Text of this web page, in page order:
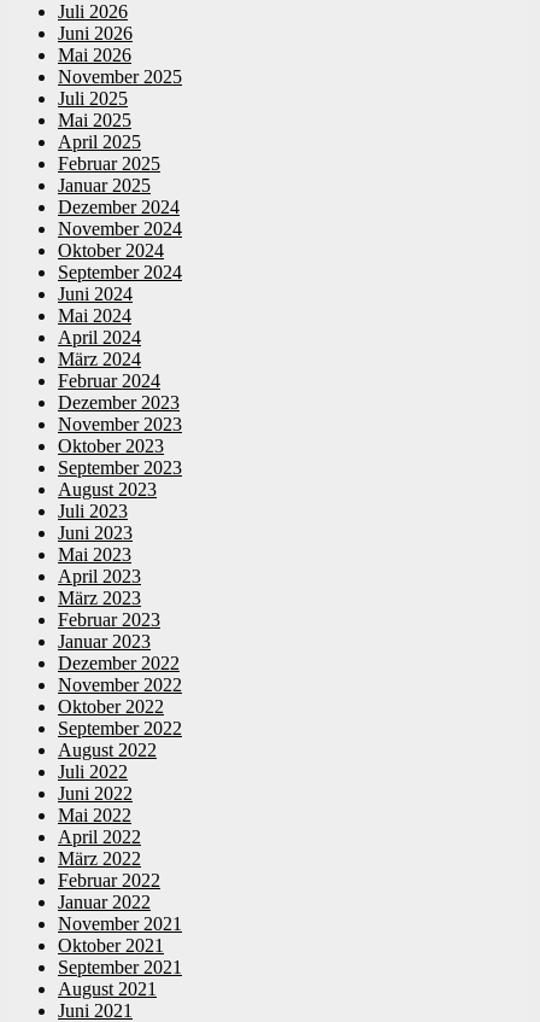
Juli 2026
Juni 2026
Mai 2026
November 2025
Juli 2025
Mai 2025
April 2025
Februar 2025
Januar 2025
Dezember 2024
November 2024
Oktober 2024
September 2024
Juni 2024
Mai 2024
April 2024
März 2024
Februar 2024
Dezember 2023
November 2023
Oktober 2023
September 2023
August 2023
Juli 2023
Juni 2023
Mai 2023
April 2023
März 2023
Februar 2023
Januar 2023
Dezember 2022
November 2022
Oktober 2022
September 2022
August 2022
Juli 2022
Juni 2022
Mai 2022
April 2022
März 2022
Februar 2022
Januar 2022
November 2021
Oktober 2021
September 2021
August 2021
Juni 2021